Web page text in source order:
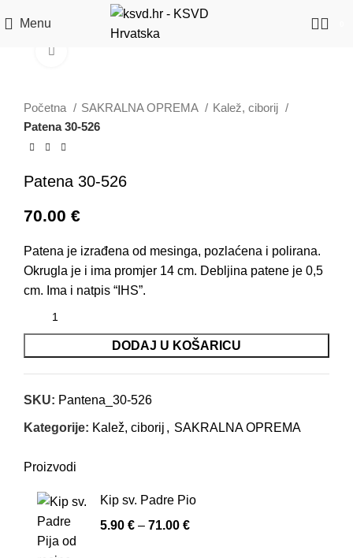
Menu
Početna SAKRALNA OPREMA
Kalež, ciborij
Patena 30-526
Patena 30-526
70.00 €
Patena je izrađena od mesinga, pozlaćena i polirana.
Okrugla je i ima promjer 14 cm. Debljina patene je 0,5
cm. Ima i natpis “IHS”.
DODAJ U KOŠARICU
SKU: Pantena_30-526
Kategorije: Kalež, ciborij , SAKRALNA OPREMA
Proizvodi
Kip sv. Padre Pio
5.90 € – 71.00 €